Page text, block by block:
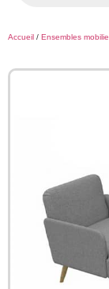
Accueil / Ensembles